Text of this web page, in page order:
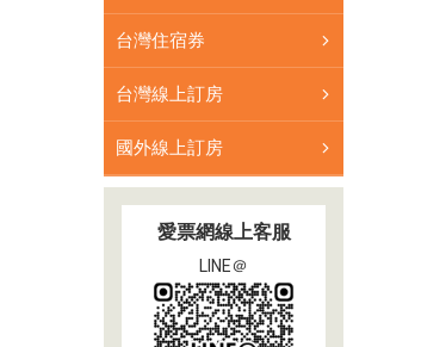
台灣住宿券
台灣線上訂房
國外線上訂房
愛票網線上客服
LINE＠